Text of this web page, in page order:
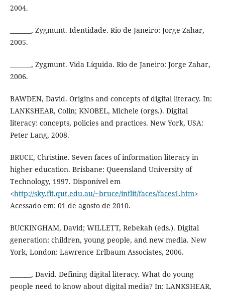
2004.
_______, Zygmunt. Identidade. Rio de Janeiro: Jorge Zahar,
2005.
_______, Zygmunt. Vida Líquida. Rio de Janeiro: Jorge Zahar,
2006.
BAWDEN, David. Origins and concepts of digital literacy. In:
LANKSHEAR, Colin; KNOBEL, Michele (orgs.). Digital
literacy: concepts, policies and practices. New York, USA:
Peter Lang, 2008.
BRUCE, Christine. Seven faces of information literacy in
higher education. Brisbane: Queensland University of
Technology, 1997. Disponível em
<http://sky.fit.qut.edu.au/~bruce/inflit/faces/faces1.htm>
Acessado em: 01 de agosto de 2010.
BUCKINGHAM, David; WILLETT, Rebekah (eds.). Digital
generation: children, young people, and new media. New
York, London: Lawrence Erlbaum Associates, 2006.
_______, David. Defining digital literacy. What do young
people need to know about digital media? In: LANKSHEAR,